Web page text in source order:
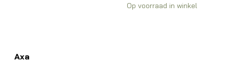
Op voorraad in winkel
Axa